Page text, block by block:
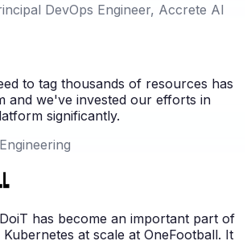
DevOps Engineer, Accrete AI
to tag thousands of resources has
and we've invested our efforts in
significantly.
has become an important part of
at scale at OneFootball. It